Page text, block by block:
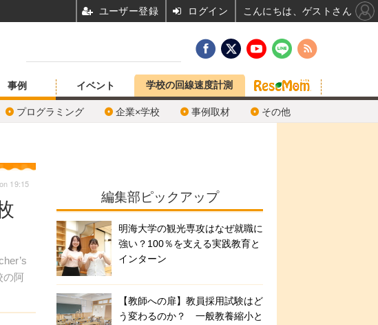
事例
プログラミング 企業×学校 事例取材 その他
イベント 学校の回線速度計測
の阿
19:15
編集部ピックアップ
明海大学の観光専攻はなぜ就職に
強い？100％を支える実践教育と
インターン
【教師への扉】教員採用試験はど
う変わるのか？ 一般教養縮小と
ユーザー登録 ログイン こんにちは、ゲストさん